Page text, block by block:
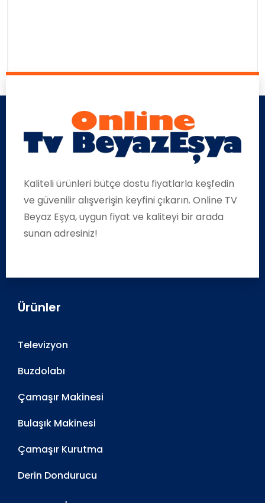
Kaliteli ürünleri bütçe dostu fiyatlarla keşfedin
ve güvenilir alışverişin keyfini çıkarın. Online TV
Beyaz Eşya, uygun fiyat ve kaliteyi bir arada
sunan adresiniz!
Ürünler
Televizyon
Buzdolabı
Çamaşır Makinesi
Bulaşık Makinesi
Çamaşır Kurutma
Derin Dondurucu